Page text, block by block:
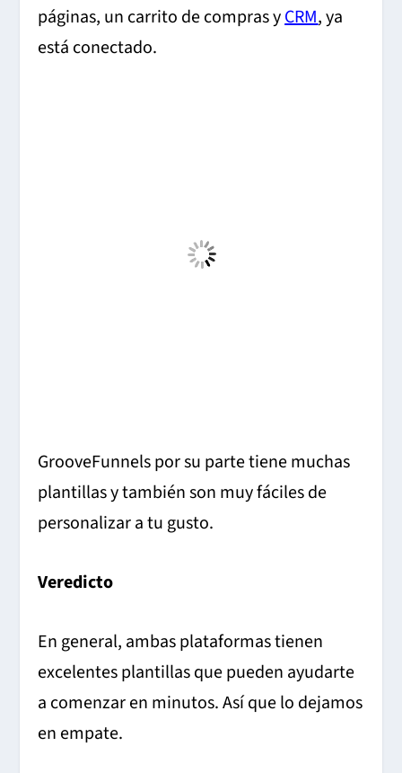
páginas, un carrito de compras yCRM, ya
está conectado.
GrooveFunnels por su parte tiene muchas
plantillas y también son muy fáciles de
personalizar a tu gusto.
Veredicto
En general, ambas plataformas tienen
excelentes plantillas que pueden ayudarte
a comenzar en minutos. Así que lo dejamos
en empate.